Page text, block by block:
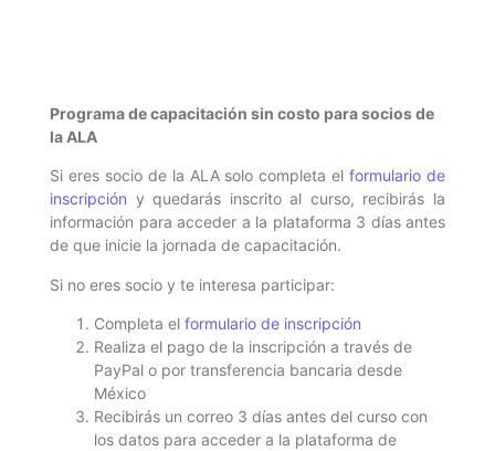
Programa de capacitación sin costo para socios de
la ALA
Si eres socio de la ALA solo completa elformulario de
inscripción y quedarás inscrito al curso, recibirás la
información para acceder a la plataforma 3 días antes
de que inicie la jornada de capacitación.
Si no eres socio y te interesa participar:
Completa el formulario de inscripción
Realiza el pago de la inscripción a través de
PayPal o por transferencia bancaria desde
México
Recibirás un correo 3 días antes del curso con
los datos para acceder a la plataforma de